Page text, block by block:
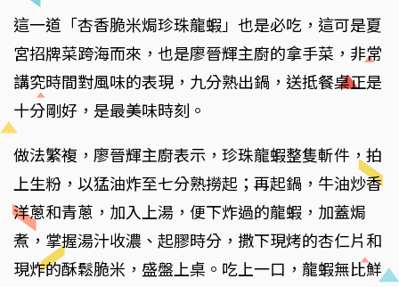
這一道「杏香脆米焗珍珠龍蝦」也是必吃，這可是夏
宮招牌菜跨海而來，也是廖晉輝主廚的拿手菜，非常
講究時間對風味的表現，九分熟出鍋，送抵餐桌正是
十分剛好，是最美味時刻。
做法繁複，廖晉輝主廚表示，珍珠龍蝦整隻斬件，拍
上生粉，以猛油炸至七分熟撈起；再起鍋，牛油炒香
洋蔥和青蔥，加入上湯，便下炸過的龍蝦，加蓋焗
煮，掌握湯汁收濃、起膠時分，撒下現烤的杏仁片和
現炸的酥鬆脆米，盛盤上桌。吃上一口，龍蝦無比鮮